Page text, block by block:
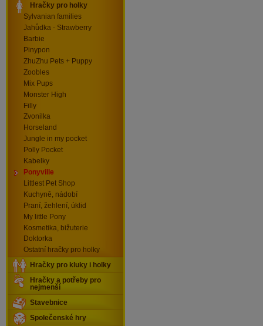
Hračky pro holky
Sylvanian families
Jahůdka - Strawberry
Barbie
Pinypon
ZhuZhu Pets + Puppy
Zoobles
Mix Pups
Monster High
Filly
Zvonilka
Horseland
Jungle in my pocket
Polly Pocket
Kabelky
Ponyville
Littlest Pet Shop
Kuchyně, nádobí
Praní, žehlení, úklid
My little Pony
Kosmetika, bižuterie
Doktorka
Ostatní hračky pro holky
Hračky pro kluky i holky
Hračky a potřeby pro
nejmenší
Stavebnice
Společenské hry